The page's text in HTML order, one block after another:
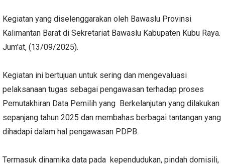
Kegiatan yang diselenggarakan oleh Bawaslu Provinsi
Kalimantan Barat di Sekretariat Bawaslu Kabupaten Kubu Raya.
Jum'at, (13/09/2025).
Kegiatan ini bertujuan untuk sering dan mengevaluasi
pelaksanaan tugas sebagai pengawasan terhadap proses
Pemutakhiran Data Pemilih yang Berkelanjutan yang dilakukan
sepanjang tahun 2025 dan membahas berbagai tantangan yang
dihadapi dalam hal pengawasan PDPB.
Termasuk dinamika data pada kependudukan, pindah domisili,